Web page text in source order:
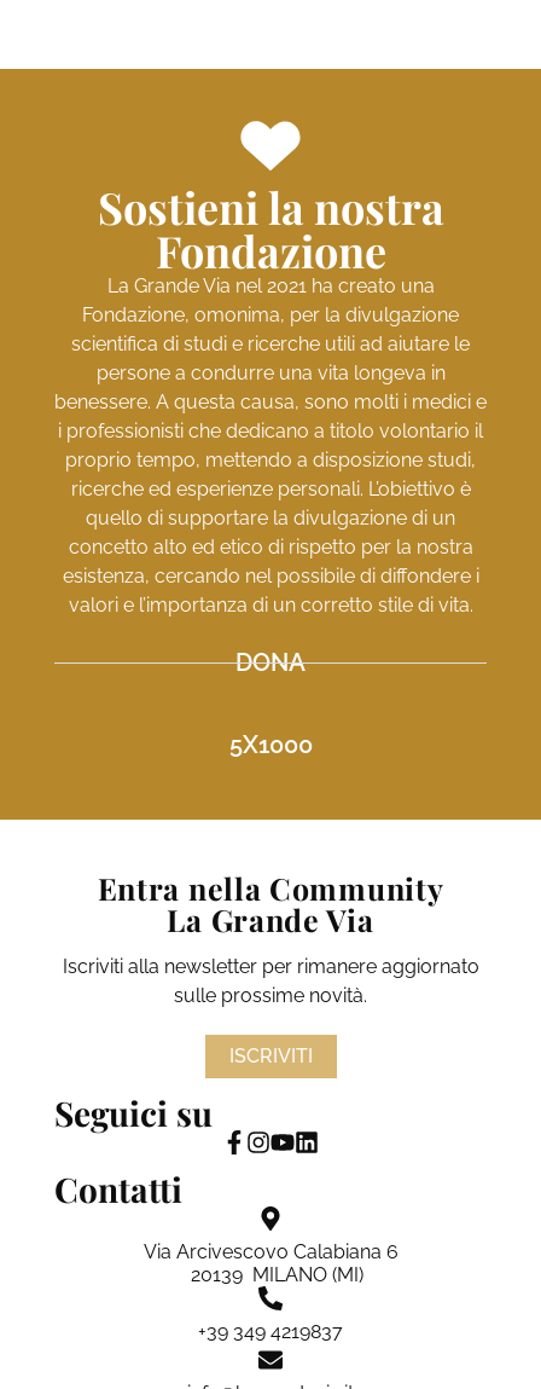
Sostieni la nostra
Fondazione
La Grande Via nel 2021 ha creato una
Fondazione, omonima, per la divulgazione
scientifica di studi e ricerche utili ad aiutare le
persone a condurre una vita longeva in
benessere. A questa causa, sono molti i medici e
i professionisti che dedicano a titolo volontario il
proprio tempo, mettendo a disposizione studi,
ricerche ed esperienze personali. L’obiettivo è
quello di supportare la divulgazione di un
concetto alto ed etico di rispetto per la nostra
esistenza, cercando nel possibile di diffondere i
valori e l’importanza di un corretto stile di vita.
DONA
5X1000
Contatti
Via Arcivescovo Calabiana 6
20139 MILANO (MI)
+39 349 4219837
Seguici su
Entra nella Community
La Grande Via
Iscriviti alla newsletter per rimanere aggiornato
sulle prossime novità.
ISCRIVITI